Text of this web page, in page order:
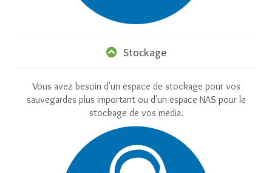
Stockage
Vous avez besoin d'un espace de stockage pour vos
sauvegardes plus important ou d'un espace NAS pour le
stockage de vos media.